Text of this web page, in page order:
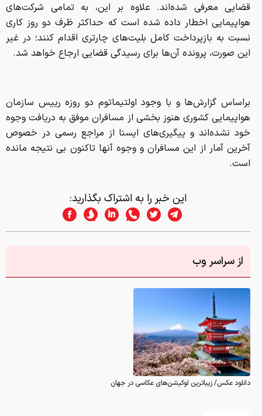
قضایی معرفی شده‌اند. علاوه بر این، به تمامی شرکت‌های
هواپیمایی اخطار داده شده است که حداکثر ظرف دو روز کاری
نسبت به بازپرداخت کامل بلیت‌های چارتری اقدام کنند؛ در غیر
این صورت، پرونده آن‌ها برای رسیدگی قضایی ارجاع خواهد شد.
براساس گزارش‌ها و با وجود اولتیماتوم دو روزه رییس سازمان
هواپیمایی کشوری هنوز بخشی از مسافران موفق به دریافت وجوه
خود نشده‌اند و پیگیری‌های ایسنا از مراجع رسمی در خصوص
آخرین آمار از این مسافران و وجوه آنها تاکنون بی نتیجه مانده
است.
این خبر را به اشتراک بگذارید:
از سراسر وب
دانلود عکس/ زیباترین لوکیشن‌های عکاسی در جهان